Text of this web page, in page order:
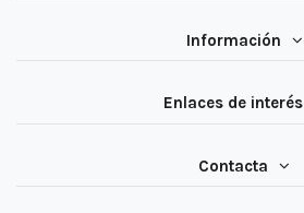
Información
Enlaces de interés
Contacta